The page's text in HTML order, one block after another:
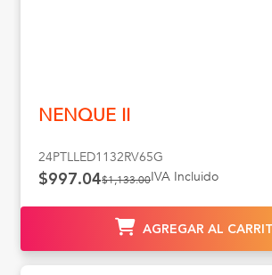
NENQUE II
24PTLLED1132RV65G
$997.04$1,133.00IVA Incluido
AGREGAR AL